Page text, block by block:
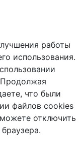
работы
использования.
Продолжая
что были
файлов cookies
отключить